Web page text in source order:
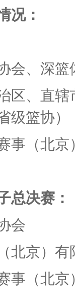
况：
会、深
区、直
级篮协）
事（北
总决赛：
会
北京）有
事（北